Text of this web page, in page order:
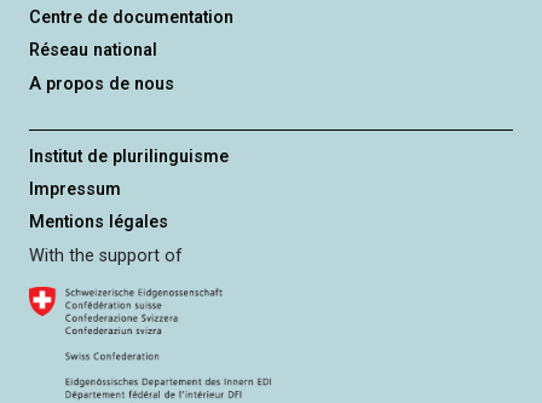
Centre de documentation
Réseau national
A propos de nous
Institut de plurilinguisme
Impressum
Mentions légales
With the support of